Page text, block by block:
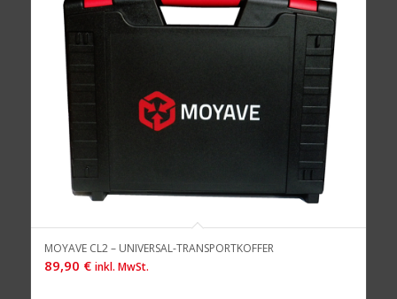
MOYAVE CL2 – UNIVERSAL-TRANSPORTKOFFER
89,90 € inkl. MwSt.